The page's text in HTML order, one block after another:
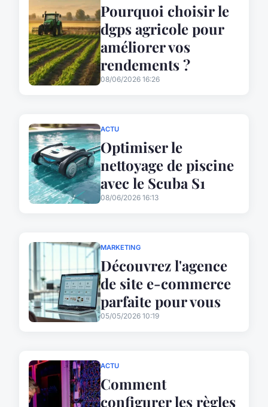
Pourquoi choisir le
dgps agricole pour
améliorer vos
rendements ?
08/06/2026 16:26
ACTU
Optimiser le
nettoyage de piscine
avec le Scuba S1
08/06/2026 16:13
MARKETING
Découvrez l'agence
de site e-commerce
parfaite pour vous
05/05/2026 10:19
ACTU
Comment
configurer les règles